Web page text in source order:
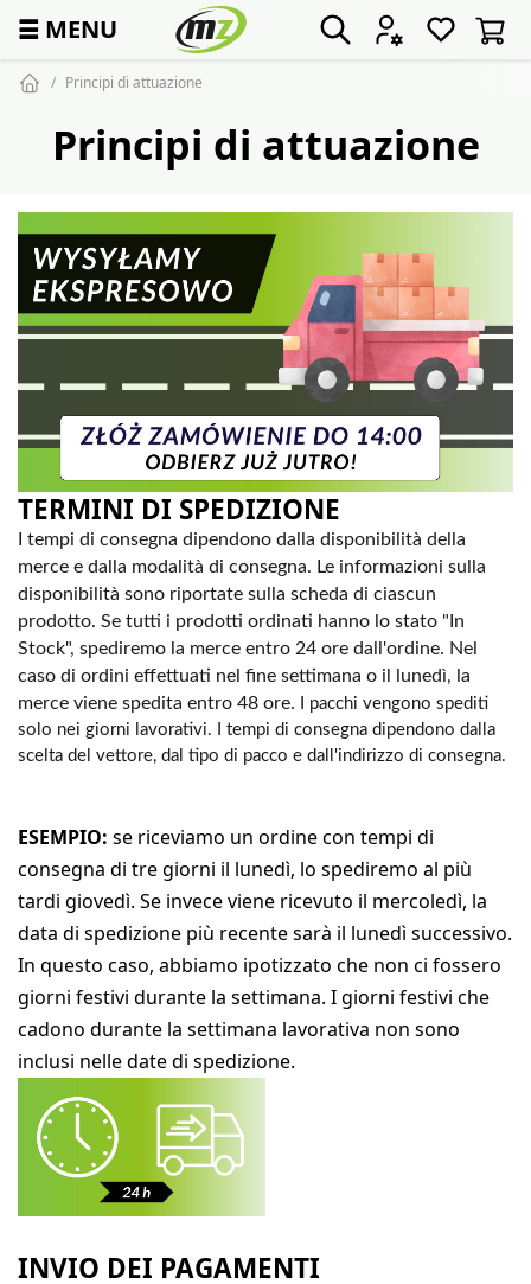
☰ MENU
Principi di attuazione
Principi di attuazione
TERMINI DI SPEDIZIONE
I tempi di consegna dipendono dalla disponibilità della
merce e dalla modalità di consegna. Le informazioni sulla
disponibilità sono riportate sulla scheda di ciascun
prodotto. Se tutti i prodotti ordinati hanno lo stato "In
Stock", spediremo la merce entro 24 ore dall'ordine. Nel
caso di ordini effettuati nel fine settimana o il lunedì, la
merce viene spedita entro 48 ore.
I pacchi vengono spediti
solo nei giorni lavorativi. I tempi di consegna dipendono dalla
scelta del vettore, dal tipo di pacco e dall'indirizzo di consegna.
ESEMPIO: se riceviamo un ordine con tempi di
consegna di tre giorni il lunedì, lo spediremo al più
tardi giovedì. Se invece viene ricevuto il mercoledì, la
data di spedizione più recente sarà il lunedì successivo.
In questo caso, abbiamo ipotizzato che non ci fossero
giorni festivi durante la settimana. I giorni festivi che
cadono durante la settimana lavorativa non sono
inclusi nelle date di spedizione.
INVIO DEI PAGAMENTI